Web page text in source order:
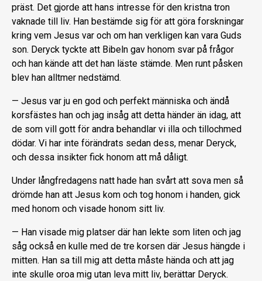
präst. Det gjorde att hans intresse för den kristna tron
vaknade till liv. Han bestämde sig för att göra forskningar
kring vem Jesus var och om han verkligen kan vara Guds
son. Deryck tyckte att Bibeln gav honom svar på frågor
och han kände att det han läste stämde. Men runt påsken
blev han alltmer nedstämd.
— Jesus var ju en god och perfekt människa och ändå
korsfästes han och jag insåg att detta händer än idag, att
de som vill gott för andra behandlar vi illa och tillochmed
dödar. Vi har inte förändrats sedan dess, menar Deryck,
och dessa insikter fick honom att må dåligt.
Under långfredagens natt hade han svårt att sova men så
drömde han att Jesus kom och tog honom i handen, gick
med honom och visade honom sitt liv.
— Han visade mig platser där han lekte som liten och jag
såg också en kulle med de tre korsen där Jesus hängde i
mitten. Han sa till mig att detta måste hända och att jag
inte skulle oroa mig utan leva mitt liv, berättar Deryck.